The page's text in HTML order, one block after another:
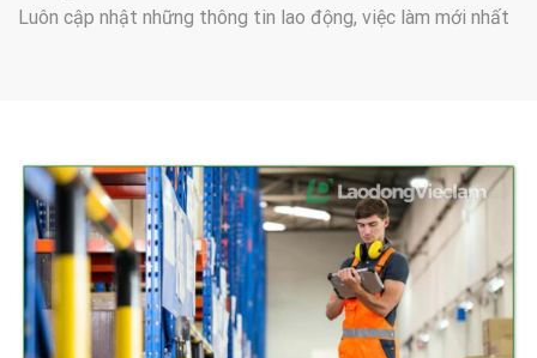
Luôn cập nhật những thông tin lao động, việc làm mới nhất